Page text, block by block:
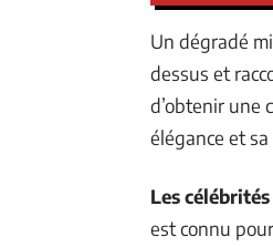
Un dégradé
dessus et
d’obtenir une
élégance et
Les célébrités
est connu